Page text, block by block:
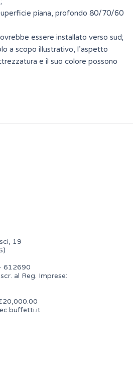
piana, profondo 80/70/60
essere installato verso sud;
a scopo illustrativo, l’aspetto
e il suo colore possono
19
612690
al Reg. Imprese: